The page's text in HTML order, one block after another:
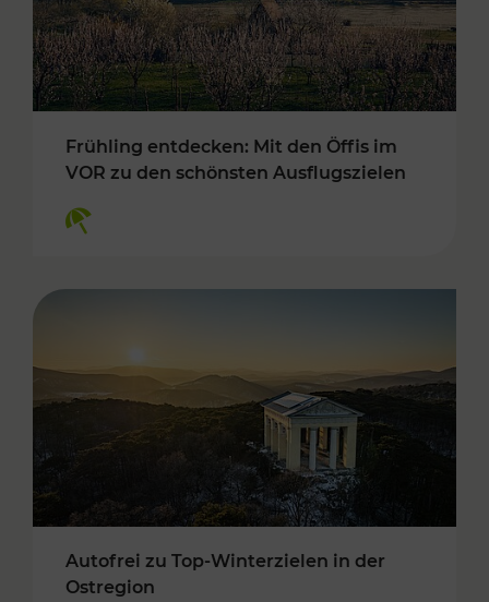
Frühling entdecken: Mit den Öffis im
VOR zu den schönsten Ausflugszielen
Autofrei zu Top-Winterzielen in der
Ostregion